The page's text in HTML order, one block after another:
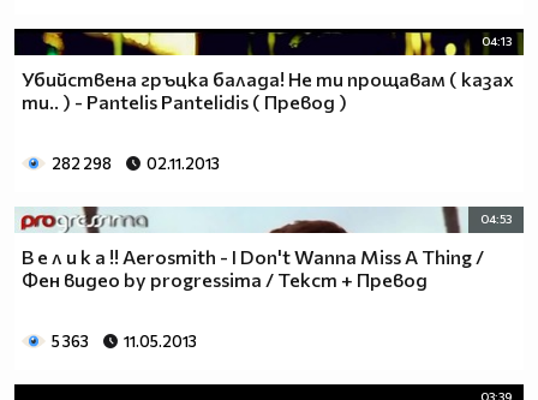
04:13
Убийствена гръцка балада! Не ти прощавам ( казах
ти.. ) - Pantelis Pantelidis ( Превод )
282 298 02.11.2013
04:53
В е л и к а !! Aerosmith - I Don't Wanna Miss A Thing /
Фен видео by progressima / Текст + Превод
5 363 11.05.2013
03:39